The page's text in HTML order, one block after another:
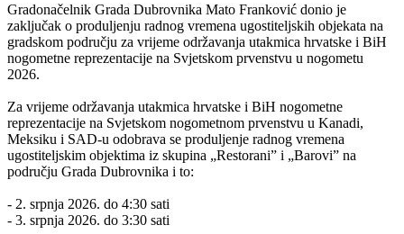
Gradonačelnik Grada Dubrovnika Mato Franković donio je
zaključak o produljenju radnog vremena ugostiteljskih objekata na
gradskom području za vrijeme održavanja utakmica hrvatske i BiH
nogometne reprezentacije na Svjetskom prvenstvu u nogometu
2026.
Za vrijeme održavanja utakmica hrvatske i BiH nogometne
reprezentacije na Svjetskom nogometnom prvenstvu u Kanadi,
Meksiku i SAD-u odobrava se produljenje radnog vremena
ugostiteljskim objektima iz skupina „Restorani” i „Barovi” na
području Grada Dubrovnika i to:
- 2. srpnja 2026. do 4:30 sati
- 3. srpnja 2026. do 3:30 sati